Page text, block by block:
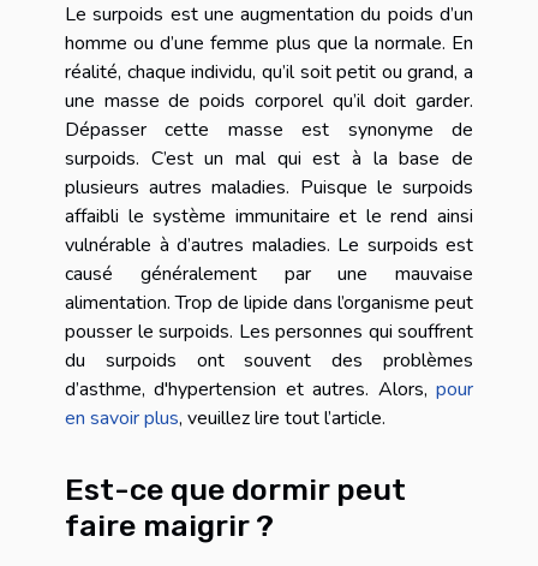
Le surpoids est une augmentation du poids d’un
homme ou d’une femme plus que la normale. En
réalité, chaque individu, qu’il soit petit ou grand, a
une masse de poids corporel qu’il doit garder.
Dépasser cette masse est synonyme de
surpoids. C’est un mal qui est à la base de
plusieurs autres maladies. Puisque le surpoids
affaibli le système immunitaire et le rend ainsi
vulnérable à d’autres maladies. Le surpoids est
causé généralement par une mauvaise
alimentation. Trop de lipide dans l’organisme peut
pousser le surpoids. Les personnes qui souffrent
du surpoids ont souvent des problèmes
d’asthme, d'hypertension et autres. Alors, pour
en savoir plus, veuillez lire tout l’article.
Est-ce que dormir peut
faire maigrir ?